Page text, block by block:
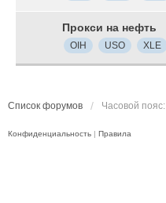
Прокси на нефть
OIH USO XLE
Список форумов Часовой пояс:
Конфиденциальность | Правила